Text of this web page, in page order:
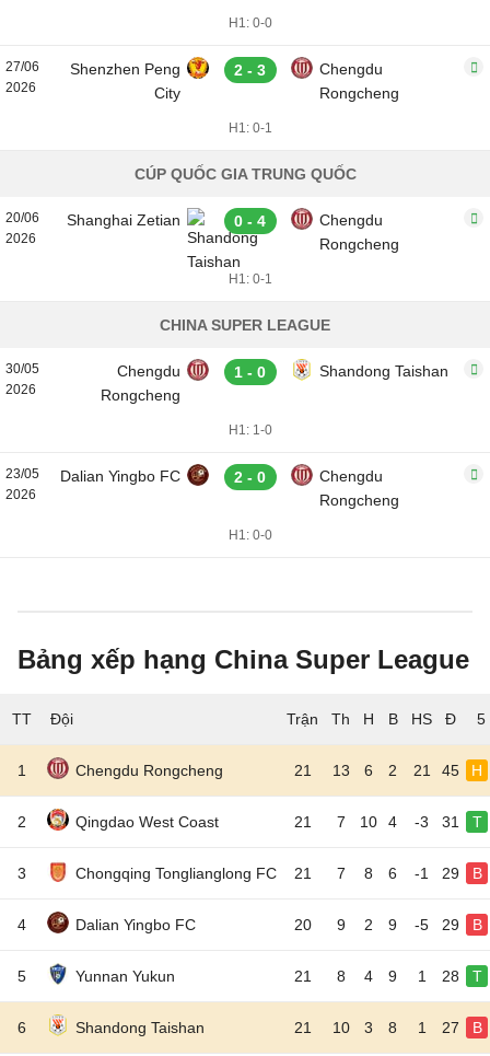
H1: 0-0
27/06
2026
Shenzhen Peng
City
2 - 3
Chengdu
Rongcheng
H1: 0-1
CÚP QUỐC GIA TRUNG QUỐC
20/06
2026
Shanghai Zetian 0 - 4
Chengdu
Rongcheng
H1: 0-1
CHINA SUPER LEAGUE
30/05
2026
Chengdu
Rongcheng
1 - 0 Shandong Taishan
H1: 1-0
23/05
2026
Dalian Yingbo FC 2 - 0
Chengdu
Rongcheng
H1: 0-0
Bảng xếp hạng China Super League
TT Đội 5
1 Chengdu Rongcheng 21 13 6 2 21 45 H
2 Qingdao West Coast 21 7 10 4 -3 31 T
3 Chongqing Tonglianglong FC 21 7 8 6 -1 29 B
4 Dalian Yingbo FC 20 9 2 9 -5 29 B
5 Yunnan Yukun 21 8 4 9 1 28 T
6 Shandong Taishan 21 10 3 8 1 27 B